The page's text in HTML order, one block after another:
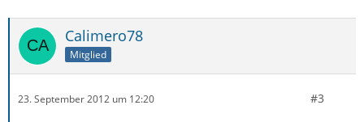
Calimero78
Mitglied
23. September 2012 um 12:20 #3